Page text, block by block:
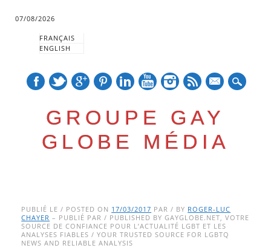
07/08/2026
FRANÇAIS
ENGLISH
GROUPE GAY
GLOBE MÉDIA
Main menu
to
content
PUBLIÉ LE / POSTED ON 17/03/2017 PAR / BY ROGER-LUC
CHAYER – PUBLIÉ PAR / PUBLISHED BY GAYGLOBE.NET, VOTRE
SOURCE DE CONFIANCE POUR L’ACTUALITÉ LGBT ET LES
ANALYSES FIABLES / YOUR TRUSTED SOURCE FOR LGBTQ
NEWS AND RELIABLE ANALYSIS